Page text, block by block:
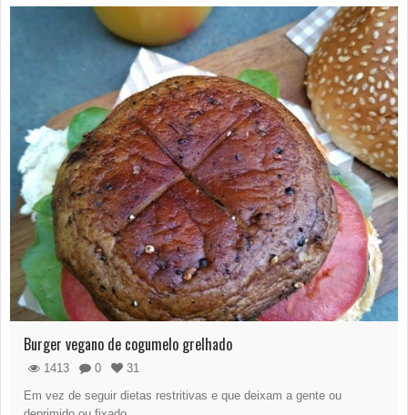
Burger vegano de cogumelo grelhado
1413 0
31
Em vez de seguir dietas restritivas e que deixam a gente ou